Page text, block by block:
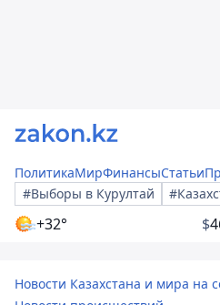
ПолитикаМирФинансыСтатьи
#Выборы в Курултай
+32° $
Новости Казахстана и мира на